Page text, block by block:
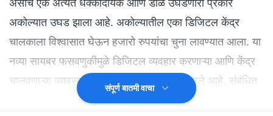
असाच एक अत्यंत धक्कादायक आणि डोळे उघडणारा प्रकार
अकोल्यात उघड झाला आहे. अकोल्यातील एका डिजिटल केंद्र
चालकाला विश्वासात घेऊन हजारो रुपयांचा चुना लावण्यात आला. या
नव्या सायबर फसवणुकीमुळे डिजिटल व्यवहार करणाऱ्या आणि केंद्र
चालवणाऱ्या व्यावसायिकांमध्ये चिंतेचे वातावरण पसरले आहे. संबंधित
केंद्र चालकाने या फसवणुकीप्रकरणी तातडीने पोलिसांकडे धाव घेत
संपूर्ण बातमी वाचा